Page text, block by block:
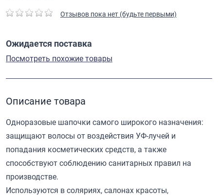
Отзывов пока нет (будьте первыми)
Ожидается поставка
Посмотреть похожие товары
Описание товара
Одноразовые шапочки самого широкого назначения:
защищают волосы от воздействия УФ-лучей и
попадания косметических средств, а также
способствуют соблюдению санитарных правил на
производстве.
Используются в соляриях, салонах красоты,